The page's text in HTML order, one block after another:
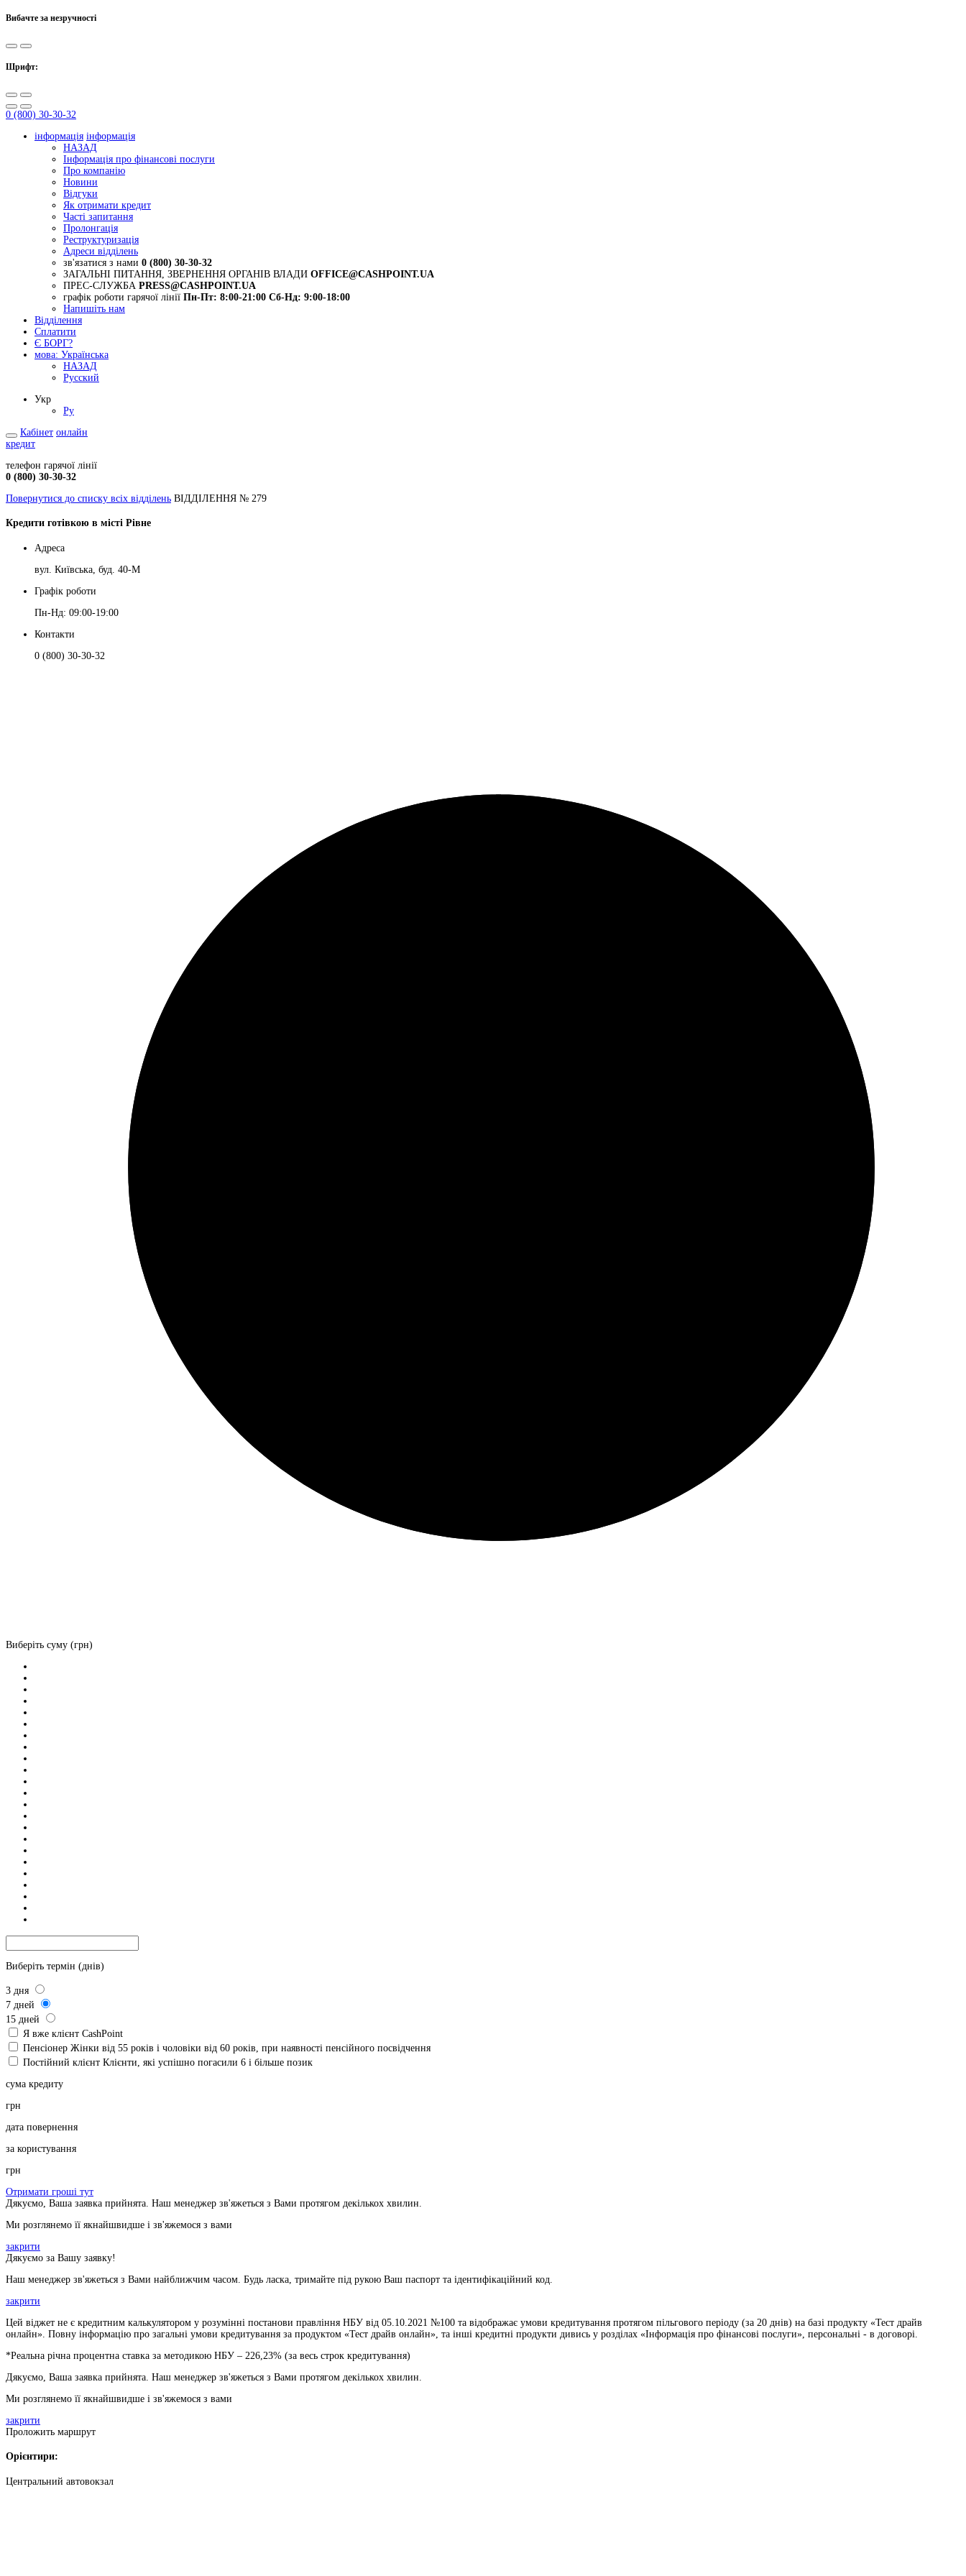
Вибачте за незручності
Шрифт:
0 (800) 30-30-32
інформація інформація
НАЗАД
Інформація про фінансові послуги
Про компанію
Новини
Відгуки
Як отримати кредит
Часті запитання
Пролонгація
Реструктуризація
Адреси відділень
зв'язатися з нами 0 (800) 30-30-32
ЗАГАЛЬНІ ПИТАННЯ, ЗВЕРНЕННЯ ОРГАНІВ ВЛАДИ OFFICE@CASHPOINT.UA
ПРЕС-СЛУЖБА PRESS@CASHPOINT.UA
графік роботи гарячої лінії Пн-Пт: 8:00-21:00 Сб-Нд: 9:00-18:00
Напишіть нам
Відділення
Сплатити
Є БОРГ?
мова: Українська
НАЗАД
Русский
Укр
Ру
Кабінет онлайн
кредит
телефон гарячої лінії
0 (800) 30-30-32
Повернутися до списку всіх відділень ВІДДІЛЕННЯ № 279
Кредити готівкою в місті Рівне
Адреса
вул. Київська, буд. 40-М
Графік роботи
Пн-Нд: 09:00-19:00
Контакти
0 (800) 30-30-32
Виберіть суму (грн)
Виберіть термін (днів)
3 дня
7 дней
15 дней
Я вже клієнт CashPoint
Пенсіонер Жінки від 55 років і чоловіки від 60 років, при наявності пенсійного посвідчення
Постійний клієнт Клієнти, які успішно погасили 6 і більше позик
сума кредиту
грн
дата повернення
за користування
грн
Отримати гроші тут
Дякуємо, Ваша заявка прийнята. Наш менеджер зв'яжеться з Вами протягом декількох хвилин.
Ми розглянемо її якнайшвидше і зв'яжемося з вами
закрити
Дякуємо за Вашу заявку!
Наш менеджер зв'яжеться з Вами найближчим часом. Будь ласка, тримайте під рукою Ваш паспорт та ідентифікаційний код.
закрити
Цей віджет не є кредитним калькулятором у розумінні постанови правління НБУ від 05.10.2021 №100 та відображає умови кредитування протягом пільгового періоду (за 20 днів) на базі продукту «Тест драйв
онлайн». Повну інформацію про загальні умови кредитування за продуктом «Тест драйв онлайн», та інші кредитні продукти дивись у розділах «Інформація про фінансові послуги», персональні - в договорі.
*Реальна річна процентна ставка за методикою НБУ – 226,23% (за весь строк кредитування)
Дякуємо, Ваша заявка прийнята. Наш менеджер зв'яжеться з Вами протягом декількох хвилин.
Ми розглянемо її якнайшвидше і зв'яжемося з вами
закрити
Проложить маршрут
Орієнтири:
Центральний автовокзал